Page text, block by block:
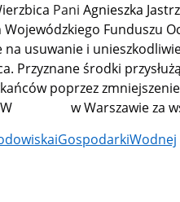
Pani Agnieszka
Funduszu
usuwanie i
Przyznane środki
poprzez
w Warszawie za